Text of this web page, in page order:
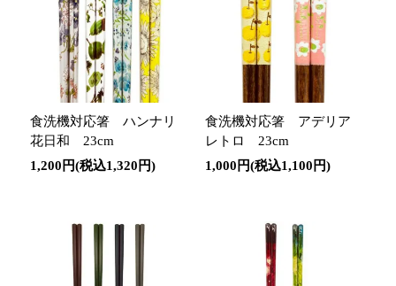
食洗機対応箸 ハンナリ
花日和 23cm
1,200円(税込1,320円)
食洗機対応箸 アデリア
レトロ 23cm
1,000円(税込1,100円)